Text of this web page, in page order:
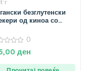
безглутенски
од киноа со
0
ден